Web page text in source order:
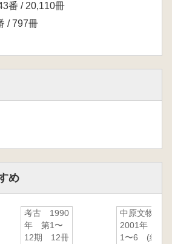
番 / 20,110冊
/ 797冊
め
考古 1990
年 第1〜
12期 12冊
中原文物
2001年
1〜6 (総